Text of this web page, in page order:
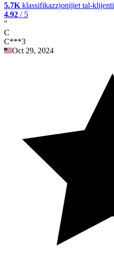
5.7K klassifikazzjonijiet tal-klijenti
4.92 / 5
"
C
C***3
Oct 29, 2024